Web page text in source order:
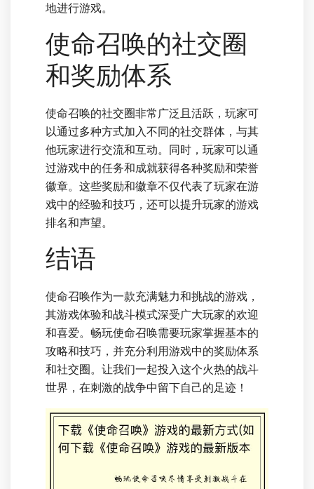
地进行游戏。
使命召唤的社交圈
和奖励体系
使命召唤的社交圈非常广泛且活跃，玩家可
以通过多种方式加入不同的社交群体，与其
他玩家进行交流和互动。同时，玩家可以通
过游戏中的任务和成就获得各种奖励和荣誉
徽章。这些奖励和徽章不仅代表了玩家在游
戏中的经验和技巧，还可以提升玩家的游戏
排名和声望。
结语
使命召唤作为一款充满魅力和挑战的游戏，
其游戏体验和战斗模式深受广大玩家的欢迎
和喜爱。畅玩使命召唤需要玩家掌握基本的
攻略和技巧，并充分利用游戏中的奖励体系
和社交圈。让我们一起投入这个火热的战斗
世界，在刺激的战争中留下自己的足迹！